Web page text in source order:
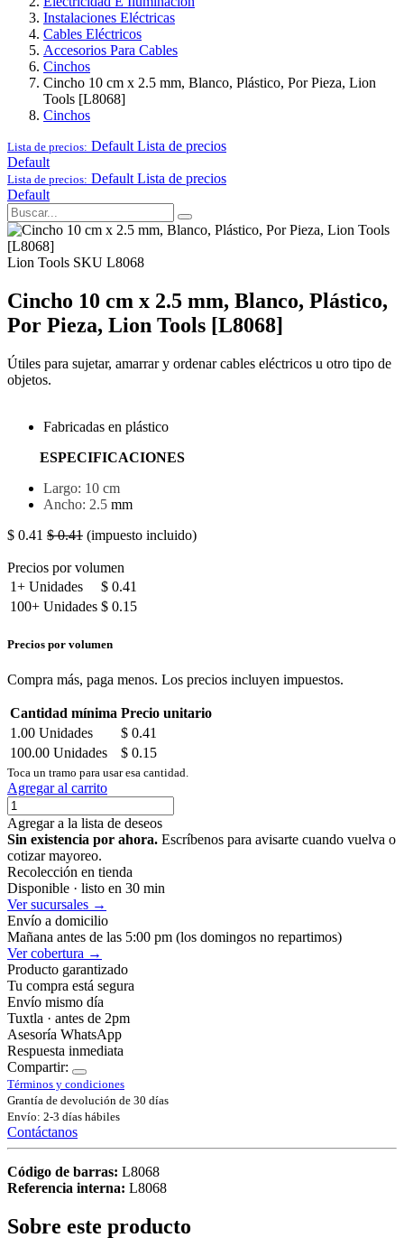
Instalaciones Eléctricas
Cables Eléctricos
Accesorios Para Cables
Cinchos
Cincho 10 cm x 2.5 mm, Blanco, Plástico, Por Pieza, Lion
Tools [L8068]
Cinchos
Lista de precios: Default Lista de precios
Default
Lista de precios: Default Lista de precios
Default
Lion Tools SKU L8068
Cincho 10 cm x 2.5 mm, Blanco, Plástico,
Por Pieza, Lion Tools [L8068]
Útiles para sujetar, amarrar y ordenar cables eléctricos u otro tipo de
objetos.
Fabricadas en plástico
ESPECIFICACIONES
Largo: 10 cm
Ancho: 2.5 mm
$ 0.41 $0.41 (impuesto incluido)
Precios por volumen
1+ Unidades $ 0.41
100+ Unidades $ 0.15
Precios por volumen
Compra más, paga menos. Los precios incluyen impuestos.
Cantidad mínima Precio unitario
1.00 Unidades $ 0.41
100.00 Unidades $ 0.15
Toca un tramo para usar esa cantidad.
Agregar al carrito
Agregar a la lista de deseos
Sin existencia por ahora. Escríbenos para avisarte cuando vuelva o
cotizar mayoreo.
Recolección en tienda
Disponible · listo en 30 min
Ver sucursales →
Envío a domicilio
Mañana antes de las 5:00 pm (los domingos no repartimos)
Ver cobertura →
Producto garantizado
Tu compra está segura
Envío mismo día
Tuxtla · antes de 2pm
Asesoría WhatsApp
Respuesta inmediata
Compartir:
Términos y condiciones
Grantía de devolución de 30 días
Envío: 2-3 días hábiles
Contáctanos
Código de barras: L8068
Referencia interna: L8068
Sobre este producto